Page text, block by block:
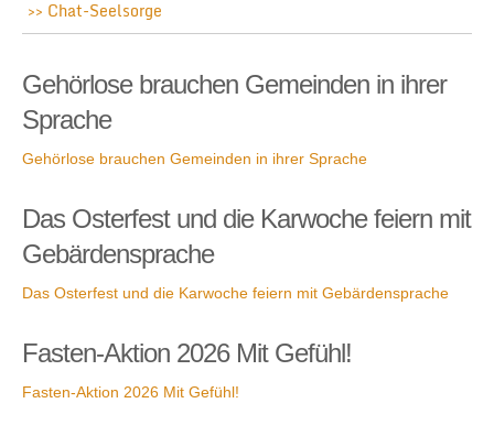
Chat-Seelsorge
Gehörlose brauchen Gemeinden in ihrer
Sprache
Gehörlose brauchen Gemeinden in ihrer Sprache
Das Osterfest und die Karwoche feiern mit
Gebärdensprache
Das Osterfest und die Karwoche feiern mit Gebärdensprache
Fasten-Aktion 2026 Mit Gefühl!
Fasten-Aktion 2026 Mit Gefühl!